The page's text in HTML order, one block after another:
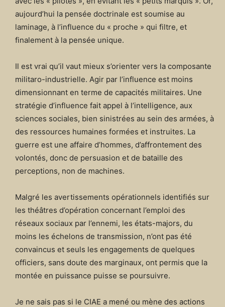
aujourd’hui la pensée doctrinale est soumise au
laminage, à l’influence du « proche » qui filtre, et
finalement à la pensée unique.
Il est vrai qu’il vaut mieux s’orienter vers la composante
militaro-industrielle. Agir par l’influence est moins
dimensionnant en terme de capacités militaires. Une
stratégie d’influence fait appel à l’intelligence, aux
sciences sociales, bien sinistrées au sein des armées, à
des ressources humaines formées et instruites. La
guerre est une affaire d’hommes, d’affrontement des
volontés, donc de persuasion et de bataille des
perceptions, non de machines.
Malgré les avertissements opérationnels identifiés sur
les théâtres d’opération concernant l’emploi des
réseaux sociaux par l’ennemi, les états-majors, du
moins les échelons de transmission, n’ont pas été
convaincus et seuls les engagements de quelques
officiers, sans doute des marginaux, ont permis que la
montée en puissance puisse se poursuivre.
Je ne sais pas si le CIAE a mené ou mène des actions